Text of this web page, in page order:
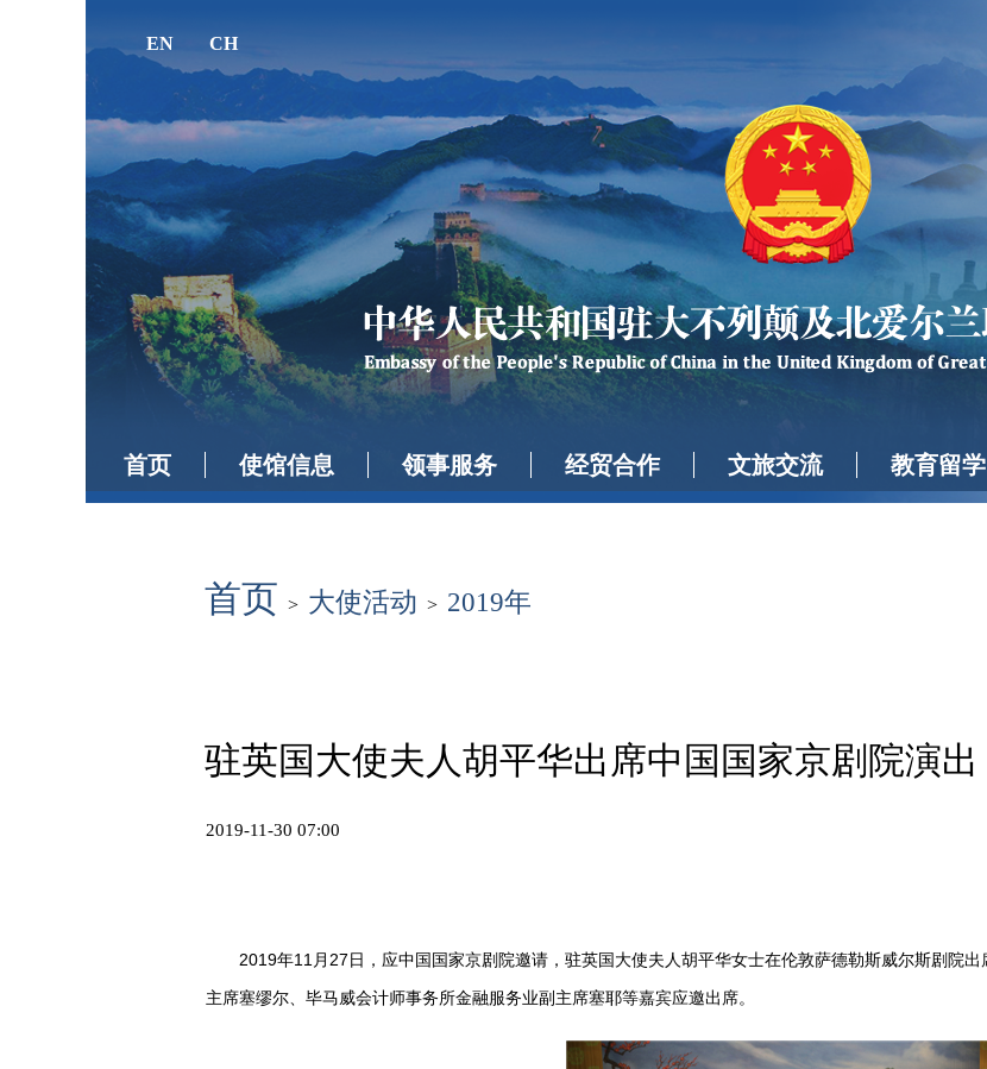
EN CH
首页 使馆信息 领事服务 经贸合作 文旅交流 教育留学
首页 > 大使活动 > 2019年
驻英国大使夫人胡平华出席中国国家京剧院演出
2019-11-30 07:00
2019年11月27日，应中国国家京剧院邀请，驻英国大使夫人胡平华女士在伦敦萨德勒斯威尔斯剧院出
主席塞缪尔、毕马威会计师事务所金融服务业副主席塞耶等嘉宾应邀出席。